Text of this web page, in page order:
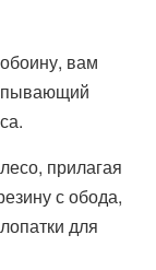
вам
прилагая
с обода,
для